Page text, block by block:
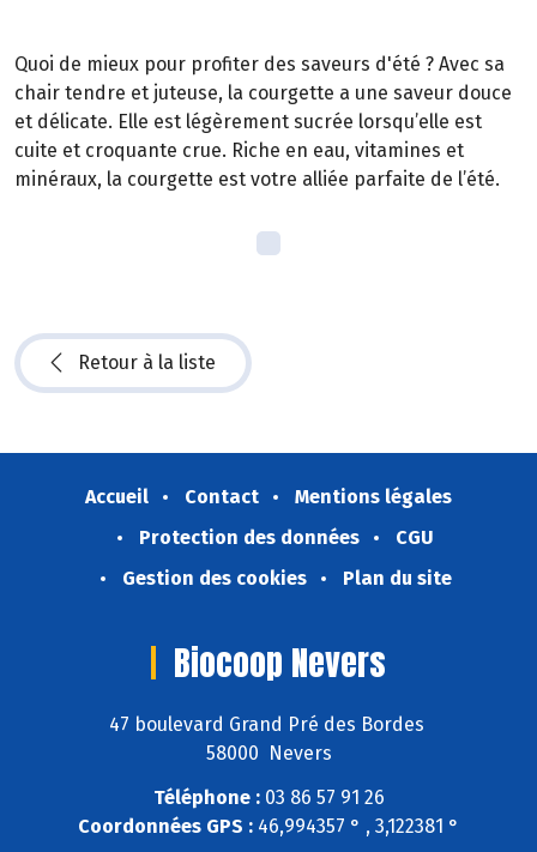
Quoi de mieux pour profiter des saveurs d'été ? Avec sa
chair tendre et juteuse, la courgette a une saveur douce
et délicate. Elle est légèrement sucrée lorsqu’elle est
cuite et croquante crue. Riche en eau, vitamines et
minéraux, la courgette est votre alliée parfaite de l’été.
Retour à la liste
Accueil Contact
Mentions légales
Protection des données
CGU
Gestion des cookies
Plan du site
Biocoop Nevers
47 boulevard Grand Pré des Bordes
58000 Nevers
Téléphone :03 86 57 91 26
Coordonnées GPS : 46,994357 ° , 3,122381 °